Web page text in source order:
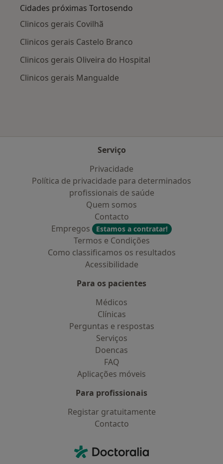
Cidades próximas Tortosendo
Clinicos gerais Covilhã
Clinicos gerais Castelo Branco
Clinicos gerais Oliveira do Hospital
Clinicos gerais Mangualde
Serviço
Privacidade
Política de privacidade para determinados
profissionais de saúde
Quem somos
Contacto
Empregos
Estamos a contratar!
Termos e Condições
Como classificamos os resultados
Acessibilidade
Para os pacientes
Médicos
Clínicas
Perguntas e respostas
Serviços
Doencas
FAQ
Aplicações móveis
Para profissionais
Registar gratuitamente
Contacto
Doctoralia - Homepage